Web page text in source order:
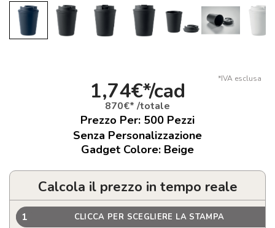
*IVA esclusa
1,74€*/cad
870€* /totale
Prezzo Per: 500 Pezzi
Senza Personalizzazione
Gadget Colore: Beige
Calcola il prezzo in tempo reale
1 CLICCA PER SCEGLIERE LA STAMPA